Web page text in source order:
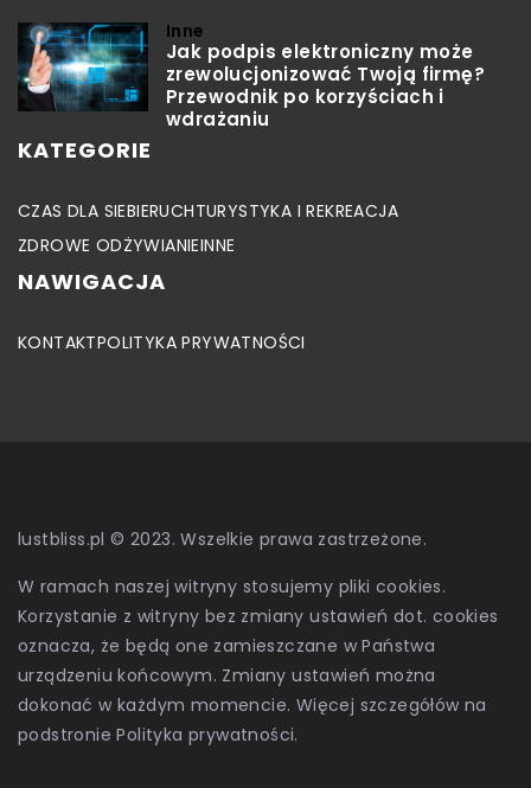
Inne
Jak podpis elektroniczny może
zrewolucjonizować Twoją firmę?
Przewodnik po korzyściach i
wdrażaniu
KATEGORIE
CZAS DLA SIEBIERUCHTURYSTYKA I REKREACJA
ZDROWE ODŻYWIANIEINNE
NAWIGACJA
KONTAKTPOLITYKA PRYWATNOŚCI
lustbliss.pl © 2023. Wszelkie prawa zastrzeżone.
W ramach naszej witryny stosujemy pliki cookies.
Korzystanie z witryny bez zmiany ustawień dot. cookies
oznacza, że będą one zamieszczane w Państwa
urządzeniu końcowym. Zmiany ustawień można
dokonać w każdym momencie. Więcej szczegółów na
podstroniePolityka prywatności.